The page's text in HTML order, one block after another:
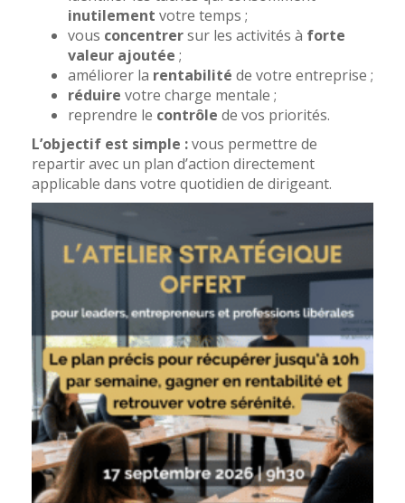
inutilement votre temps ;
vous concentrersur les activités à forte
valeur ajoutée ;
améliorer la rentabilité de votre entreprise ;
réduire votre charge mentale ;
reprendre le contrôle de vos priorités.
L’objectif est simple :vous permettre de
repartir avec un plan d’action directement
applicable dans votre quotidien de dirigeant.